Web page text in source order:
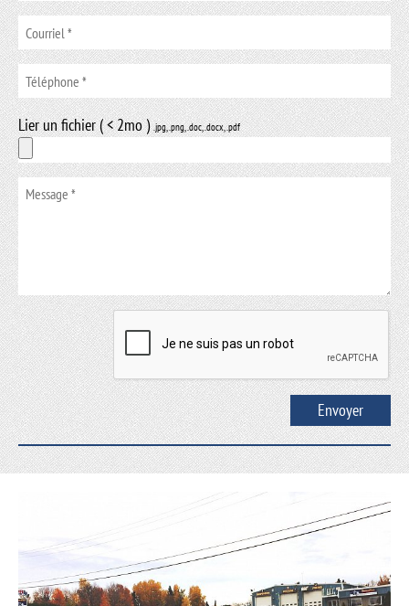
Lier un fichier ( < 2mo ).jpg, .png, .doc, .docx, .pdf